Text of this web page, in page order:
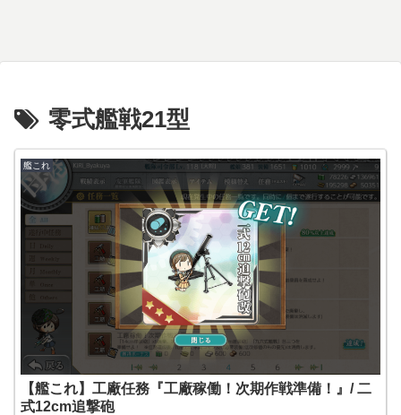
零式艦戦21型
艦これ
【艦これ】工廠任務『工廠稼働！次期作戦準備！』/ 二
式12cm追撃砲